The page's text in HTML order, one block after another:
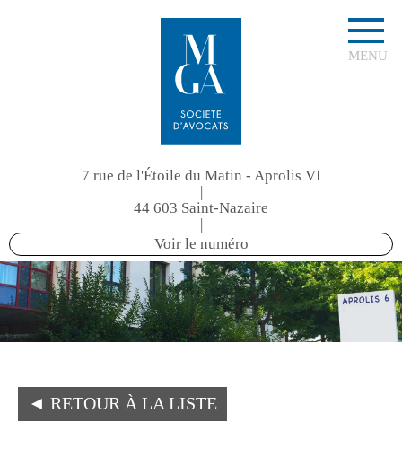
MENU
7 rue de l'Étoile du Matin - Aprolis VI
|
44 603 Saint-Nazaire
|
Voir le numéro
◄ RETOUR À LA LISTE